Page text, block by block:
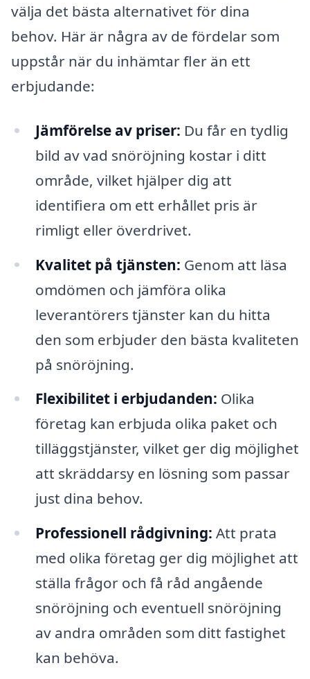
välja det bästa alternativet för dina
behov. Här är några av de fördelar som
uppstår när du inhämtar fler än ett
erbjudande:
Jämförelse av priser: Du får en tydlig
bild av vad snöröjning kostar i ditt
område, vilket hjälper dig att
identifiera om ett erhållet pris är
rimligt eller överdrivet.
Kvalitet på tjänsten: Genom att läsa
omdömen och jämföra olika
leverantörers tjänster kan du hitta
den som erbjuder den bästa kvaliteten
på snöröjning.
Flexibilitet i erbjudanden: Olika
företag kan erbjuda olika paket och
tilläggstjänster, vilket ger dig möjlighet
att skräddarsy en lösning som passar
just dina behov.
Professionell rådgivning: Att prata
med olika företag ger dig möjlighet att
ställa frågor och få råd angående
snöröjning och eventuell snöröjning
av andra områden som ditt fastighet
kan behöva.